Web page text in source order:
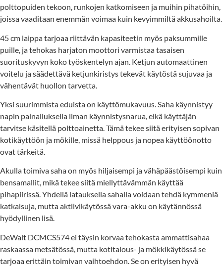
polttopuiden tekoon, runkojen katkomiseen ja muihin pihatöihin,
joissa vaaditaan enemmän voimaa kuin kevyimmiltä akkusahoilta.
45 cm laippa tarjoaa riittävän kapasiteetin myös paksummille
puille, ja tehokas harjaton moottori varmistaa tasaisen
suorituskyvyn koko työskentelyn ajan. Ketjun automaattinen
voitelu ja säädettävä ketjunkiristys tekevät käytöstä sujuvaa ja
vähentävät huollon tarvetta.
Yksi suurimmista eduista on käyttömukavuus. Saha käynnistyy
napin painalluksella ilman käynnistysnarua, eikä käyttäjän
tarvitse käsitellä polttoainetta. Tämä tekee siitä erityisen sopivan
kotikäyttöön ja mökille, missä helppous ja nopea käyttöönotto
ovat tärkeitä.
Akulla toimiva saha on myös hiljaisempi ja vähäpäästöisempi kuin
bensamallit, mikä tekee siitä miellyttävämmän käyttää
pihapiirissä. Yhdellä latauksella sahalla voidaan tehdä kymmeniä
katkaisuja, mutta aktiivikäytössä vara-akku on käytännössä
hyödyllinen lisä.
DeWalt DCMCS574 ei täysin korvaa tehokasta ammattisahaa
raskaassa metsätössä, mutta kotitalous- ja mökkikäytössä se
tarjoaa erittäin toimivan vaihtoehdon. Se on erityisen hyvä